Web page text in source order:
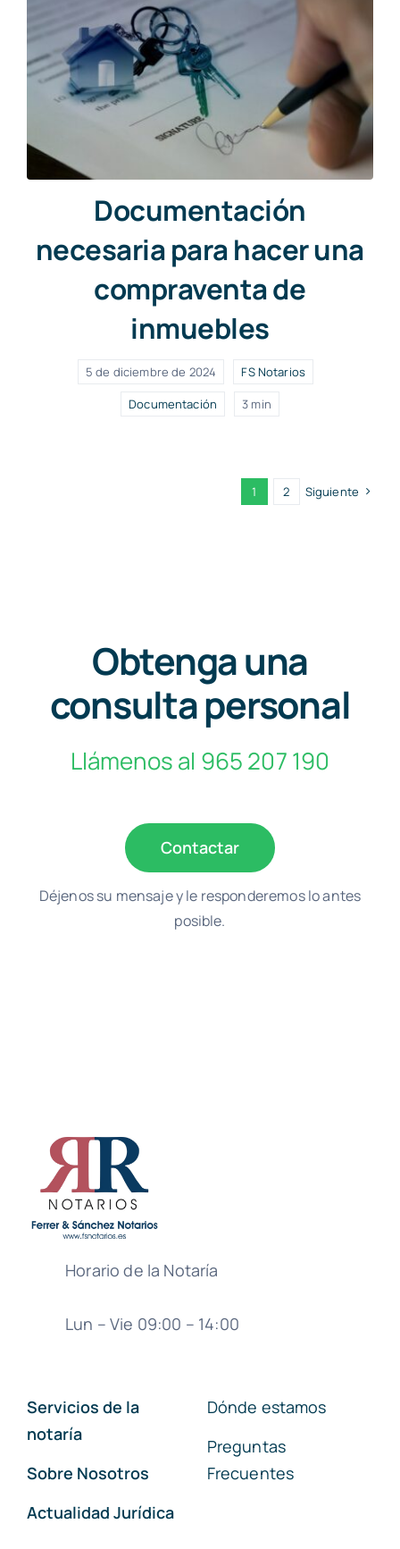
Documentación
necesaria para hacer una
compraventa de
inmuebles
5 de diciembre de 2024
FS Notarios
Documentación
3 min
1 2 Siguiente
Obtenga una
consulta personal
Llámenos al 965 207 190
Contactar
Déjenos su mensaje y le responderemos lo antes
posible.
Horario de la Notaría
Lun – Vie 09:00 – 14:00
Servicios de la
notaría
Sobre Nosotros
Actualidad Jurídica
Dónde estamos
Preguntas
Frecuentes